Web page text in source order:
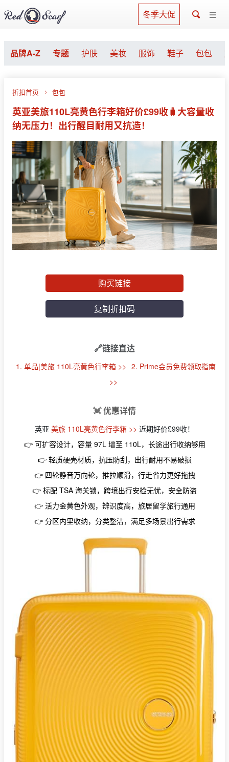
冬季大促
品牌A-Z 专题 护肤 美妆 服饰 鞋子 包包
折扣首页 包包
英亚美旅110L亮黄色行李箱好价£99收🧳大容量收
纳无压力！出行醒目耐用又抗造！
购买链接
复制折扣码
🔗链接直达
1. 单品|美旅 110L亮黄色行李箱 >> 2. Prime会员免费领取指南
>>
💓优惠详情
英亚 美旅 110L亮黄色行李箱 >> 近期好价£99收！
👉 可扩容设计，容量 97L 增至 110L，长途出行收纳够用
👉 轻质硬壳材质，抗压防刮，出行耐用不易破损
👉 四轮静音万向轮，推拉顺滑，行走省力更好拖拽
👉 标配 TSA 海关锁，跨境出行安检无忧，安全防盗
👉 活力金黄色外观，辨识度高，旅居留学旅行通用
👉 分区内里收纳，分类整洁，满足多场景出行需求